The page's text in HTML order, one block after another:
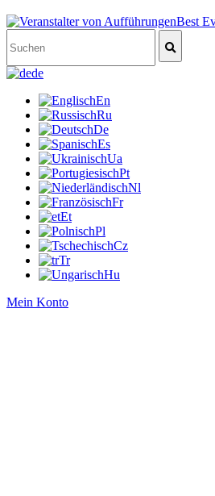
de
En
Ru
De
Es
Ua
Pt
Nl
Fr
Et
Pl
Cz
Tr
Hu
Mein Konto